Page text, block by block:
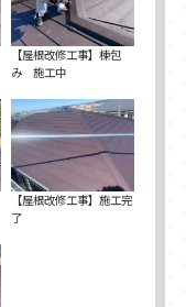
【屋根改修工事】棟包
み 施工中
【屋根改修工事】施工完
了